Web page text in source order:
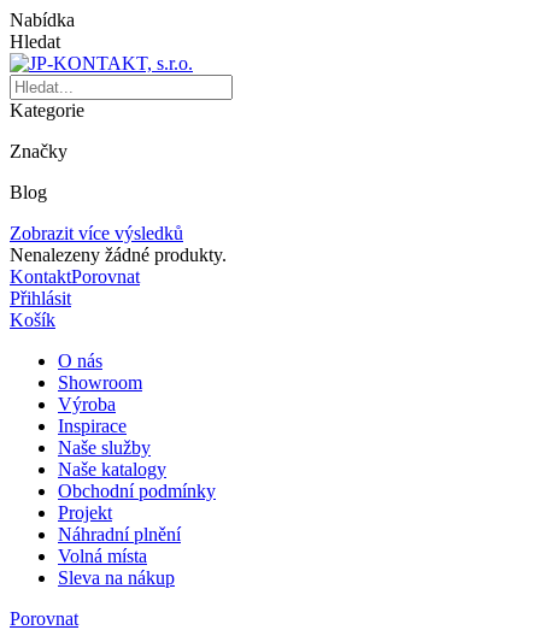
Nabídka
Hledat
Kategorie
Značky
Blog
Zobrazit více výsledků
Nenalezeny žádné produkty.
KontaktPorovnat
Přihlásit
Košík
O nás
Showroom
Výroba
Inspirace
Naše služby
Naše katalogy
Obchodní podmínky
Projekt
Náhradní plnění
Volná místa
Sleva na nákup
Porovnat